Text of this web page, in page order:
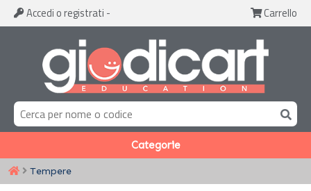
Accedi o registrati - Carrello
Categorie
Tempere